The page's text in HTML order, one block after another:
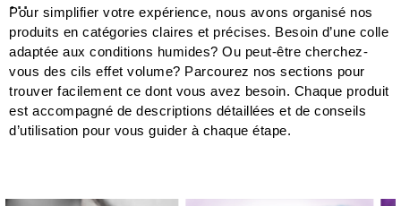
produits en catégories claires et précises. Besoin d’une colle
adaptée aux conditions humides? Ou peut-être cherchez-
vous des cils effet volume? Parcourez nos sections pour
trouver facilement ce dont vous avez besoin. Chaque produit
est accompagné de descriptions détaillées et de conseils
d’utilisation pour vous guider à chaque étape.